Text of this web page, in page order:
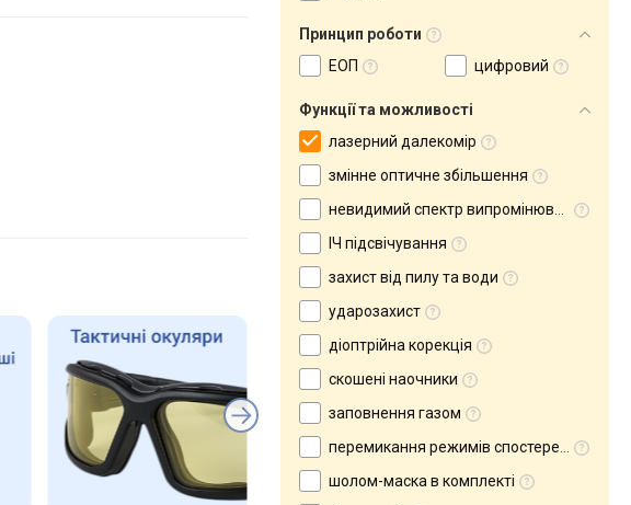
Принцип роботи
ЕОП
цифровий
Функції та можливості
лазерний далекомір
змінне оптичне збільшення
невидимий спектр випромінювання
ІЧ підсвічування
захист від пилу та води
ударозахист
діоптрійна корекція
скошені наочники
заповнення газом
перемикання режимів спостереження
шолом-маска в комплекті